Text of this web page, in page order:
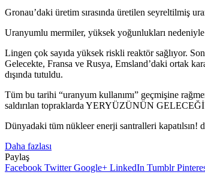
Gronau’daki üretim sırasında üretilen seyreltilmiş
Uranyumlu mermiler, yüksek yoğunlukları nedeniyle
Lingen çok sayıda yüksek riskli reaktör sağlıyor.
Gelecekte, Fransa ve Rusya, Emsland’daki ortak
dışında tutuldu.
Tüm bu tarihi “uranyum kullanımı” geçmişine
saldırılan topraklarda YERYÜZÜNÜN GELECEĞİ
Dünyadaki tüm nükleer enerji santralleri kapatılsın!
Daha fazlası
Paylaş
Facebook Twitter Google+ LinkedIn Tumblr